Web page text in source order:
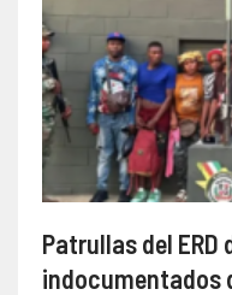
Patrullas del
indocumentados